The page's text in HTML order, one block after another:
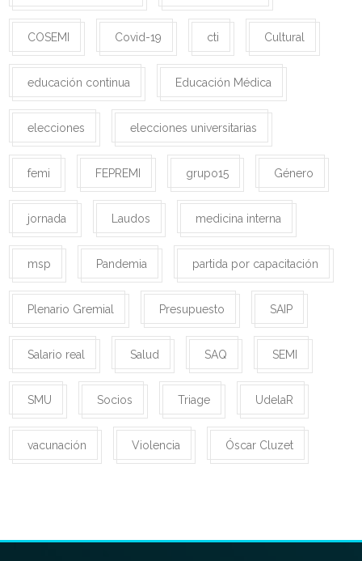
COSEMI Covid-19 cti Cultural
educación continua Educación Médica
elecciones elecciones universitarias
femi FEPREMI grupo15 Género
jornada Laudos medicina interna
msp Pandemia partida por capacitación
Plenario Gremial Presupuesto SAIP
Salario real Salud SAQ SEMI
SMU Socios Triage UdelaR
vacunación Violencia Óscar Cluzet